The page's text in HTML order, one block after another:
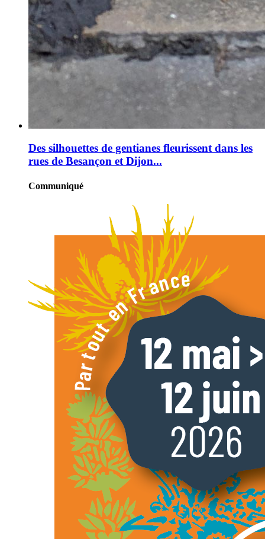
Des silhouettes de gentianes fleurissent dans les
rues de Besançon et Dijon...
Communiqué